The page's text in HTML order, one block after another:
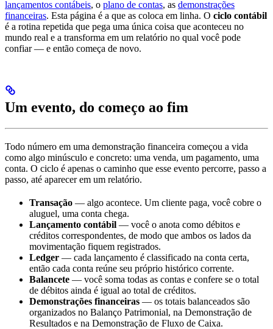
lançamentos contábeis, o plano de contas, as demonstrações
financeiras. Esta página é a que as coloca em linha. O ciclo contábil
é a rotina repetida que pega uma única coisa que aconteceu no
mundo real e a transforma em um relatório no qual você pode
confiar — e então começa de novo.
Um evento, do começo ao fim
Todo número em uma demonstração financeira começou a vida
como algo minúsculo e concreto: uma venda, um pagamento, uma
conta. O ciclo é apenas o caminho que esse evento percorre, passo a
passo, até aparecer em um relatório.
Transação — algo acontece. Um cliente paga, você cobre o
aluguel, uma conta chega.
Lançamento contábil — você o anota como débitos e
créditos correspondentes, de modo que ambos os lados da
movimentação fiquem registrados.
Ledger — cada lançamento é classificado na conta certa,
então cada conta reúne seu próprio histórico corrente.
Balancete — você soma todas as contas e confere se o total
de débitos ainda é igual ao total de créditos.
Demonstrações financeiras — os totais balanceados são
organizados no Balanço Patrimonial, na Demonstração de
Resultados e na Demonstração de Fluxo de Caixa.